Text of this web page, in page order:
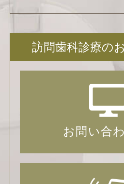
訪問歯科診療の
お問い合